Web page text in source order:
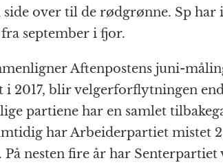
over til de rødgrønne. Sp har
september i fjor.
Aftenpostens juni-
i 2017, blir velgerforflytningen
partiene har en samlet
har Arbeiderpartiet mistet
På nesten fire år har Senterpartiet